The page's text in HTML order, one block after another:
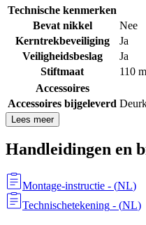
Technische kenmerken
Bevat nikkel
Nee
Kerntrekbeveiliging
Ja
Veiligheidsbeslag
Ja
Stiftmaat
110
Accessoires
Accessoires bijgeleverd
Lees meer
Handleidingen en
Montage-instructie - (NL)
Technischetekening - (NL)